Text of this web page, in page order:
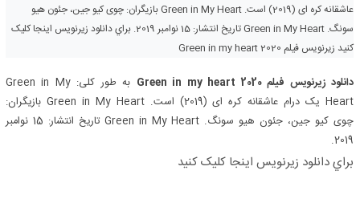
عاشقانه کره ای (2019) است. Green in My Heart بازیگران: چوی کیو جین، جئون هیو
سونگ. Green in My Heart تاریخ انتشار: 15 نوامبر 2019. براي دانلود زيرنويس اينجا کليک
کنيد زیرنویس فیلم Green in my heart 2020
دانلود زیرنویس فیلم Green in my heart 2020
به طور کلی: Green in My
Heart یک درام عاشقانه کره ای (2019) است. Green in My Heart بازیگران:
چوی کیو جین، جئون هیو سونگ. Green in My Heart تاریخ انتشار: 15 نوامبر
2019.
براي دانلود زيرنويس اينجا کليک کنيد